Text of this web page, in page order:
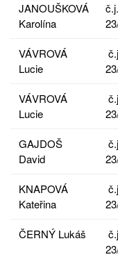
JANOUŠKOVÁ
Karolína
č.j.
VÁVROVÁ
Lucie
VÁVROVÁ
Lucie
GAJDOŠ
David
KNAPOVÁ
Kateřina
ČERNÝ Lukáš